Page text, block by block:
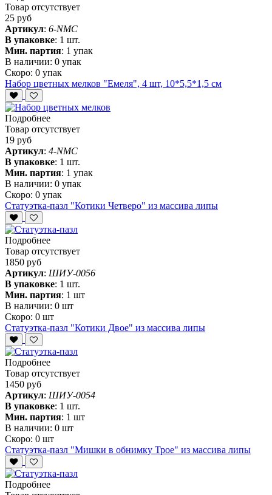
Товар отсутствует
25 руб
Артикул: 6-NMC
В упаковке: 1 шт.
Мин. партия: 1 упак
В наличии: 0 упак
Скоро: 0 упак
Набор цветных мелков "Емеля", 4 шт, 10*5,5*1,5 см
Подробнее
Товар отсутствует
19 руб
Артикул: 4-NMC
В упаковке: 1 шт.
Мин. партия: 1 упак
В наличии: 0 упак
Скоро: 0 упак
Статуэтка-пазл "Котики Четверо" из массива липы
Подробнее
Товар отсутствует
1850 руб
Артикул: ШИУ-0056
В упаковке: 1 шт.
Мин. партия: 1 шт
В наличии: 0 шт
Скоро: 0 шт
Статуэтка-пазл "Котики Двое" из массива липы
Подробнее
Товар отсутствует
1450 руб
Артикул: ШИУ-0054
В упаковке: 1 шт.
Мин. партия: 1 шт
В наличии: 0 шт
Скоро: 0 шт
Статуэтка-пазл "Мишки в обнимку Трое" из массива липы
Подробнее